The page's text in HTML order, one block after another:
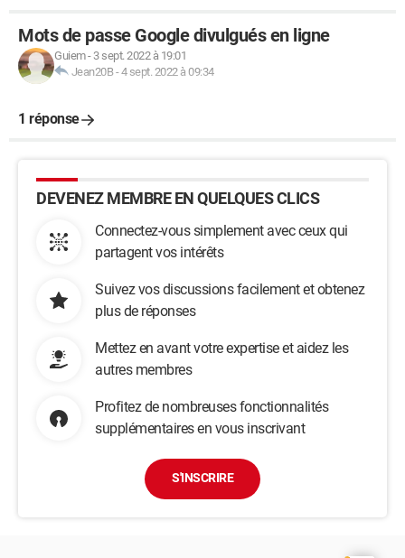
Mots de passe Google divulgués en ligne
Guiem- 3 sept. 2022 à 19:01
Jean20B-4 sept. 2022 à 09:34
1 réponse
DEVENEZ MEMBRE EN QUELQUES CLICS
Connectez-vous simplement avec ceux qui
partagent vos intérêts
Suivez vos discussions facilement et obtenez
plus de réponses
Mettez en avant votre expertise et aidez les
autres membres
Profitez de nombreuses fonctionnalités
supplémentaires en vous inscrivant
S'INSCRIRE